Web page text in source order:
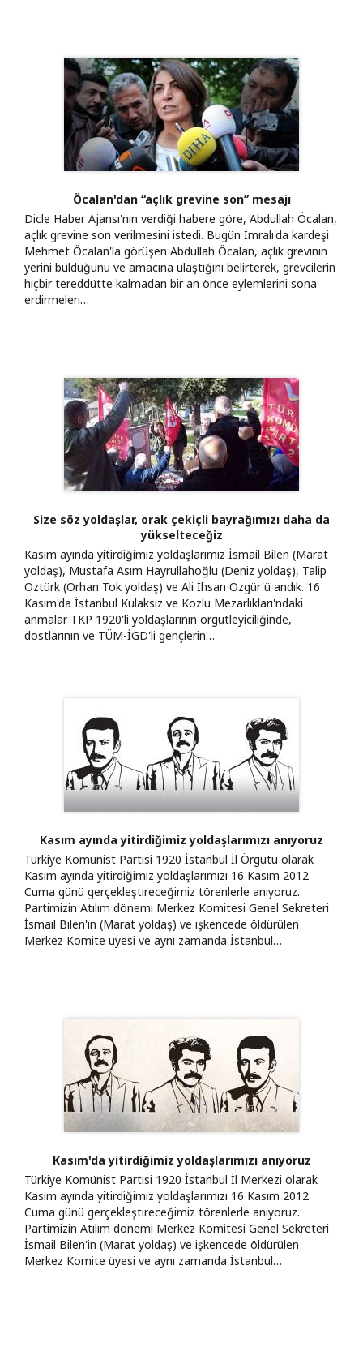
Öcalan'dan “açlık grevine son” mesajı
Dicle Haber Ajansı'nın verdiği habere göre, Abdullah Öcalan,
açlık grevine son verilmesini istedi. Bugün İmralı'da kardeşi
Mehmet Öcalan'la görüşen Abdullah Öcalan, açlık grevinin
yerini bulduğunu ve amacına ulaştığını belirterek, grevcilerin
hiçbir tereddütte kalmadan bir an önce eylemlerini sona
erdirmeleri…
Size söz yoldaşlar, orak çekiçli bayrağımızı daha da
yükselteceğiz
Kasım ayında yitirdiğimiz yoldaşlarımız İsmail Bilen (Marat
yoldaş), Mustafa Asım Hayrullahoğlu (Deniz yoldaş), Talip
Öztürk (Orhan Tok yoldaş) ve Ali İhsan Özgür'ü andık. 16
Kasım'da İstanbul Kulaksız ve Kozlu Mezarlıkları'ndaki
anmalar TKP 1920'li yoldaşlarının örgütleyiciliğinde,
dostlarının ve TÜM-İGD'li gençlerin…
Kasım ayında yitirdiğimiz yoldaşlarımızı anıyoruz
Türkiye Komünist Partisi 1920 İstanbul İl Örgütü olarak
Kasım ayında yitirdiğimiz yoldaşlarımızı 16 Kasım 2012
Cuma günü gerçekleştireceğimiz törenlerle anıyoruz.
Partimizin Atılım dönemi Merkez Komitesi Genel Sekreteri
İsmail Bilen'in (Marat yoldaş) ve işkencede öldürülen
Merkez Komite üyesi ve aynı zamanda İstanbul…
Kasım'da yitirdiğimiz yoldaşlarımızı anıyoruz
Türkiye Komünist Partisi 1920 İstanbul İl Merkezi olarak
Kasım ayında yitirdiğimiz yoldaşlarımızı 16 Kasım 2012
Cuma günü gerçekleştireceğimiz törenlerle anıyoruz.
Partimizin Atılım dönemi Merkez Komitesi Genel Sekreteri
İsmail Bilen'in (Marat yoldaş) ve işkencede öldürülen
Merkez Komite üyesi ve aynı zamanda İstanbul…